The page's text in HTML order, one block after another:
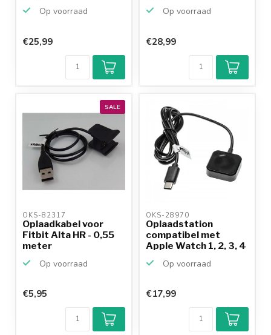
Op voorraad
€25,99
Op voorraad
Klantenbeoordeling
9,2/10
Achteraf
betalen mogelijk
€28,99
SALE
OKS-82317
Oplaadkabel voor
Fitbit Alta HR - 0,55
meter
Op voorraad
€5,95
OKS-28970
Oplaadstation
compatibel met
Apple Watch 1, 2, 3, 4
Op voorraad
€17,99